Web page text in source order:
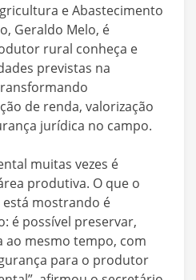
e Abastecimento
Geraldo Melo, é
rural conheça e
previstas na
de renda, valorização
jurídica no campo.
muitas vezes é
produtiva. O que o
está mostrando é
é possível preservar,
mesmo tempo, com
para o produtor